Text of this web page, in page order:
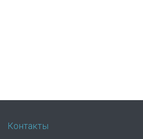
Контакты